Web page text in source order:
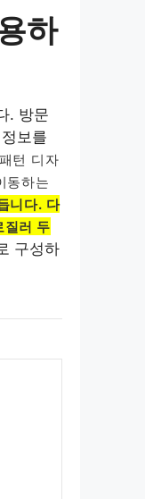
하
. 방문
보를
턴 디자
동하는
니다. 다
질러 두
구성하